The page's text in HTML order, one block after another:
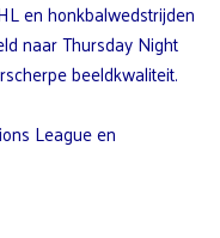
en honkbalwedstrijden
naar Thursday Night
beeldkwaliteit.
League en